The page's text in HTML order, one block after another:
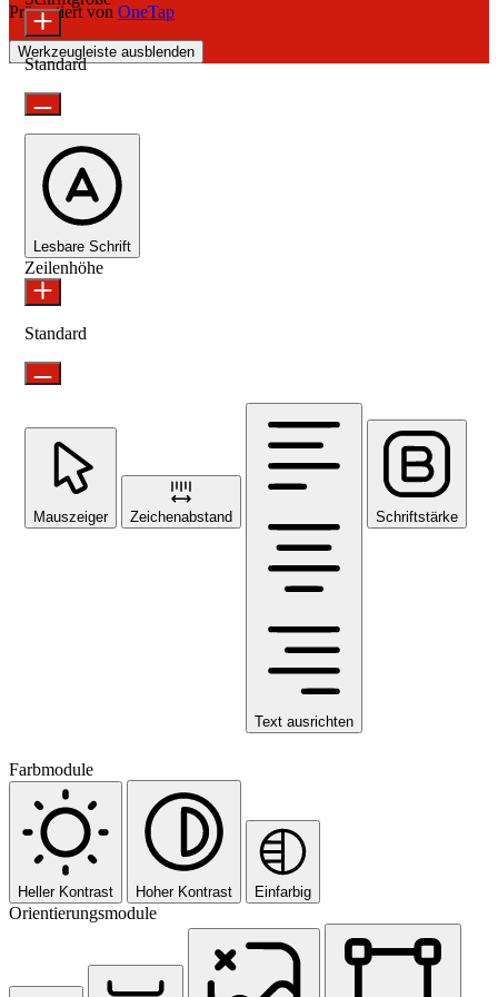
Präsentiert von OneTap
Werkzeugleiste ausblenden
Standard
Lesbare Schrift
Zeilenhöhe
Standard
Mauszeiger Zeichenabstand
Text ausrichten
Schriftstärke
Farbmodule
Heller Kontrast Hoher Kontrast Einfarbig
Orientierungsmodule